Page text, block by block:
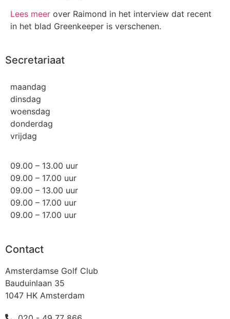
Lees meer over Raimond in het interview dat recent
in het blad Greenkeeper is verschenen.
Secretariaat
maandag
dinsdag
woensdag
donderdag
vrijdag
09.00 – 13.00 uur
09.00 – 17.00 uur
09.00 – 13.00 uur
09.00 – 17.00 uur
09.00 – 17.00 uur
Contact
Amsterdamse Golf Club
Bauduinlaan 35
1047 HK Amsterdam